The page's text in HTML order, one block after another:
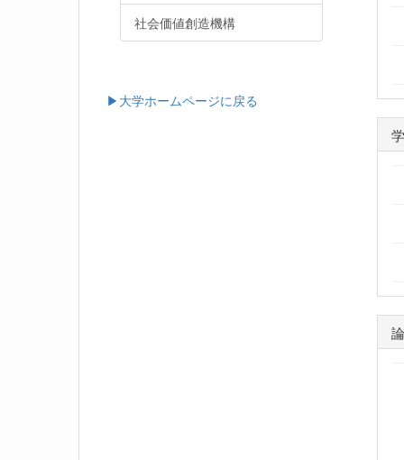
社会価値創造機構
▶大学ホームページに戻る